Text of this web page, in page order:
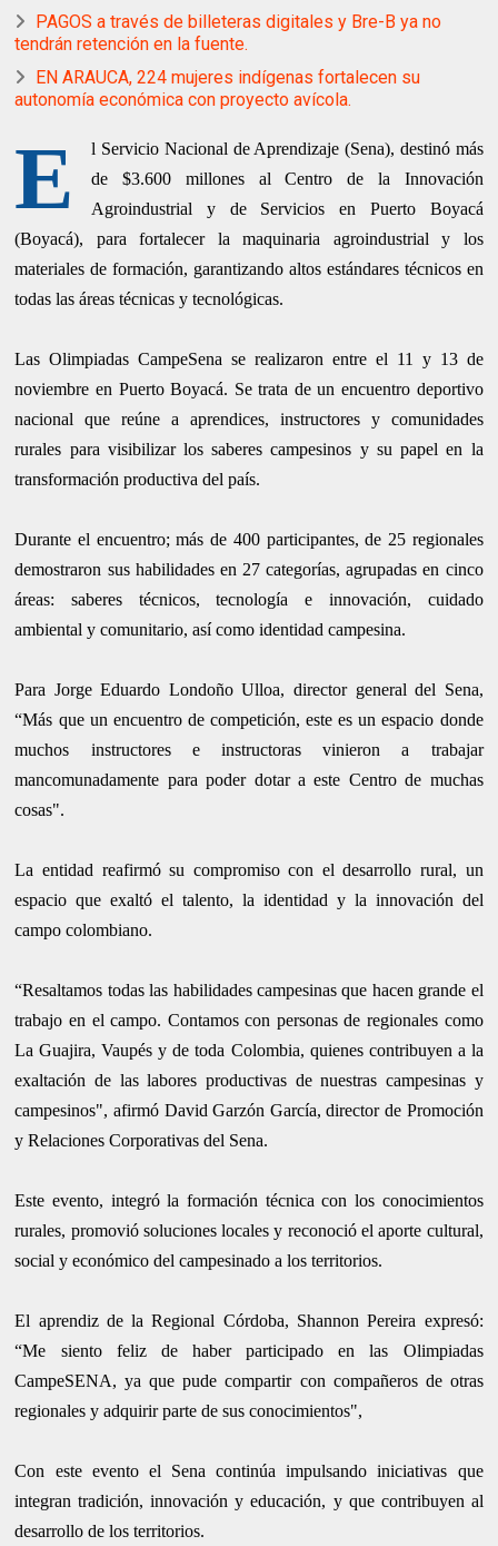
PAGOS a través de billeteras digitales y Bre-B ya no
tendrán retención en la fuente.
EN ARAUCA, 224 mujeres indígenas fortalecen su
autonomía económica con proyecto avícola.
E
l Servicio Nacional de Aprendizaje (Sena), destinó más
de $3.600 millones al Centro de la Innovación
Agroindustrial y de Servicios en Puerto Boyacá
(Boyacá), para fortalecer la maquinaria agroindustrial y los
materiales de formación, garantizando altos estándares técnicos en
todas las áreas técnicas y tecnológicas.
Las Olimpiadas CampeSena se realizaron entre el 11 y 13 de
noviembre en Puerto Boyacá. Se trata de un encuentro deportivo
nacional que reúne a aprendices, instructores y comunidades
rurales para visibilizar los saberes campesinos y su papel en la
transformación productiva del país.
Durante el encuentro; más de 400 participantes, de 25 regionales
demostraron sus habilidades en 27 categorías, agrupadas en cinco
áreas: saberes técnicos, tecnología e innovación, cuidado
ambiental y comunitario, así como identidad campesina.
Para Jorge Eduardo Londoño Ulloa, director general del Sena,
“Más que un encuentro de competición, este es un espacio donde
muchos instructores e instructoras vinieron a trabajar
mancomunadamente para poder dotar a este Centro de muchas
cosas".
La entidad reafirmó su compromiso con el desarrollo rural, un
espacio que exaltó el talento, la identidad y la innovación del
campo colombiano.
“Resaltamos todas las habilidades campesinas que hacen grande el
trabajo en el campo. Contamos con personas de regionales como
La Guajira, Vaupés y de toda Colombia, quienes contribuyen a la
exaltación de las labores productivas de nuestras campesinas y
campesinos", afirmó David Garzón García, director de Promoción
y Relaciones Corporativas del Sena.
Este evento, integró la formación técnica con los conocimientos
rurales, promovió soluciones locales y reconoció el aporte cultural,
social y económico del campesinado a los territorios.
El aprendiz de la Regional Córdoba, Shannon Pereira expresó:
“Me siento feliz de haber participado en las Olimpiadas
CampeSENA, ya que pude compartir con compañeros de otras
regionales y adquirir parte de sus conocimientos",
Con este evento el Sena continúa impulsando iniciativas que
integran tradición, innovación y educación, y que contribuyen al
desarrollo de los territorios.